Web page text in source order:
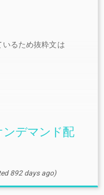
いるため抜粋文は
ンデマンド配
892 days ago)